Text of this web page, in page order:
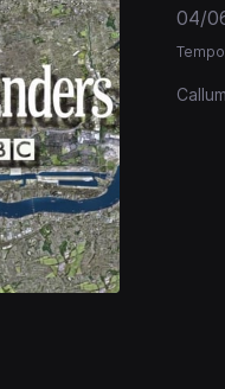
04/